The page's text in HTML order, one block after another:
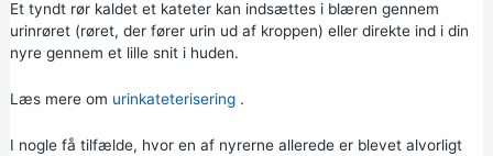
Et tyndt rør kaldet et kateter kan indsættes i blæren gennem
urinrøret (røret, der fører urin ud af kroppen) eller direkte ind i din
nyre gennem et lille snit i huden.
Læs mere om urinkateterisering.
I nogle få tilfælde, hvor en af nyrerne allerede er blevet alvorligt